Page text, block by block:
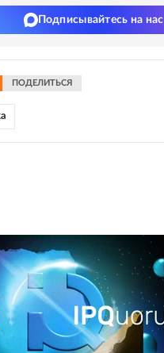
Подписывайтесь на нас
ПОДЕЛИТЬСЯ